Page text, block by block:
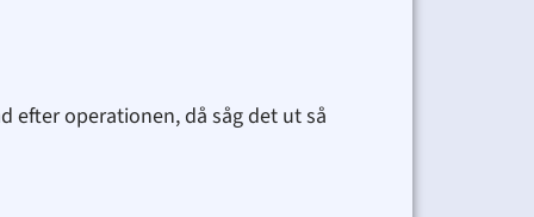
efter operationen, då såg det ut så